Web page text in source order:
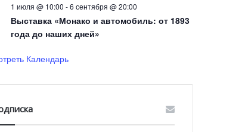
1 июля @ 10:00 -6 сентября @ 20:00
Выставка «Монако и автомобиль: от 1893
года до наших дней»
Календарь